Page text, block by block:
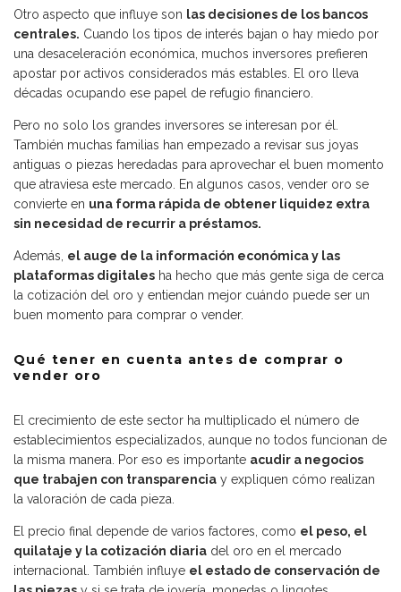
Otro aspecto que influye son las decisiones de los bancos
centrales. Cuando los tipos de interés bajan o hay miedo por
una desaceleración económica, muchos inversores prefieren
apostar por activos considerados más estables. El oro lleva
décadas ocupando ese papel de refugio financiero.
Pero no solo los grandes inversores se interesan por él.
También muchas familias han empezado a revisar sus joyas
antiguas o piezas heredadas para aprovechar el buen momento
que atraviesa este mercado. En algunos casos, vender oro se
convierte en una forma rápida de obtener liquidez extra
sin necesidad de recurrir a préstamos.
Además, el auge de la información económica y las
plataformas digitales ha hecho que más gente siga de cerca
la cotización del oro y entiendan mejor cuándo puede ser un
buen momento para comprar o vender.
Qué tener en cuenta antes de comprar o
vender oro
El crecimiento de este sector ha multiplicado el número de
establecimientos especializados, aunque no todos funcionan de
la misma manera. Por eso es importante acudir a negocios
que trabajen con transparencia y expliquen cómo realizan
la valoración de cada pieza.
El precio final depende de varios factores, como el peso, el
quilataje y la cotización diaria del oro en el mercado
internacional. También influye el estado de conservación de